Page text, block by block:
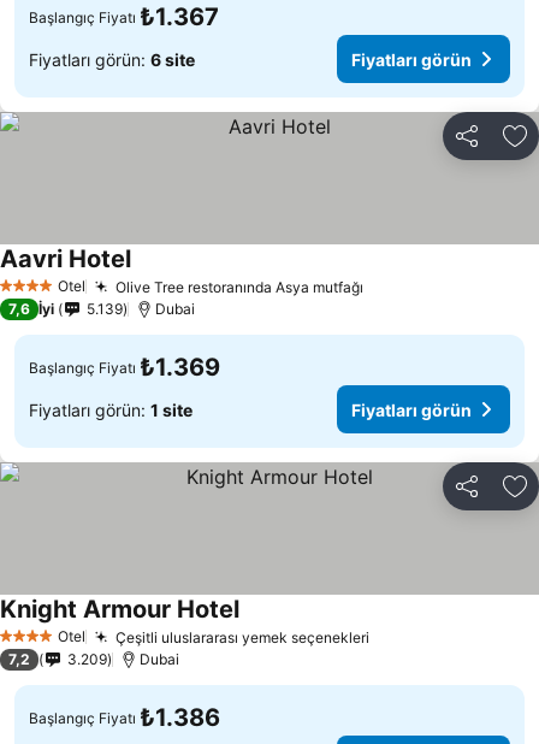
Başlangıç Fiyatı ₺1.367
Fiyatları görün: 6 site Fiyatları görün
Paylaş
4 Yıldız Otel Olive Tree restoranında Asya mutfağı
Aavri HotelFiyatları görün
7,6 İyi 5.139 Dubai
Başlangıç Fiyatı ₺1.369
Fiyatları görün: 1 site Fiyatları görün
Paylaş
4 Yıldız Otel Çeşitli uluslararası yemek seçenekleri
Knight Armour HotelFiyatları görün
7,2 3.209 Dubai
Başlangıç Fiyatı ₺1.386